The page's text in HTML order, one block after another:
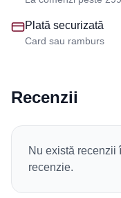
Plată securizată
Card sau ramburs
Recenzii
Nu există recenzii
recenzie.